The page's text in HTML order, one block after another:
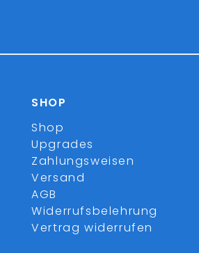
SHOP
Shop
Upgrades
Zahlungsweisen
Versand
AGB
Widerrufsbelehrung
Vertrag widerrufen